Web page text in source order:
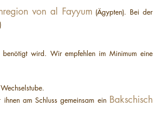
von al Fayyum (Ägypten). Bei der
wird. Wir empfehlen im Minimum eine
am Schluss gemeinsam ein Bakschisch